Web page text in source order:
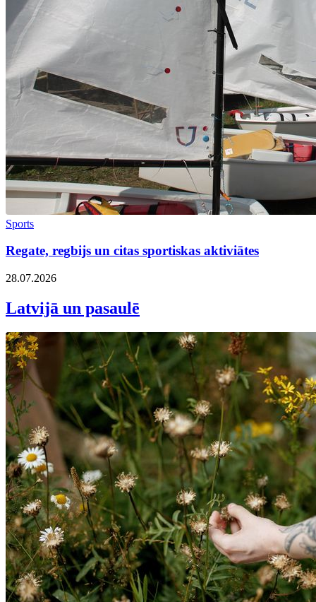
Sports
Regate, regbijs un citas sportiskas aktiviātes
28.07.2026
Latvijā un pasaulē